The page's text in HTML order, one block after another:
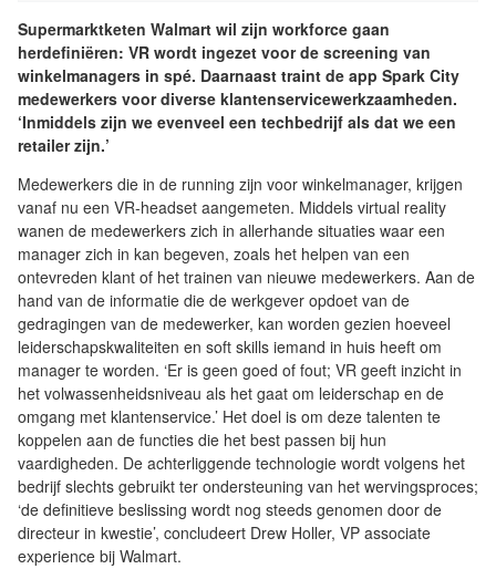
Supermarktketen Walmart wil zijn workforce gaan
herdefiniëren: VR wordt ingezet voor de screening van
winkelmanagers in spé. Daarnaast traint de app Spark City
medewerkers voor diverse klantenservicewerkzaamheden.
‘Inmiddels zijn we evenveel een techbedrijf als dat we een
retailer zijn.’
Medewerkers die in de running zijn voor winkelmanager, krijgen
vanaf nu een VR-headset aangemeten. Middels virtual reality
wanen de medewerkers zich in allerhande situaties waar een
manager zich in kan begeven, zoals het helpen van een
ontevreden klant of het trainen van nieuwe medewerkers. Aan de
hand van de informatie die de werkgever opdoet van de
gedragingen van de medewerker, kan worden gezien hoeveel
leiderschapskwaliteiten en soft skills iemand in huis heeft om
manager te worden. ‘Er is geen goed of fout; VR geeft inzicht in
het volwassenheidsniveau als het gaat om leiderschap en de
omgang met klantenservice.’ Het doel is om deze talenten te
koppelen aan de functies die het best passen bij hun
vaardigheden. De achterliggende technologie wordt volgens het
bedrijf slechts gebruikt ter ondersteuning van het wervingsproces;
‘de definitieve beslissing wordt nog steeds genomen door de
directeur in kwestie’, concludeert Drew Holler, VP associate
experience bij Walmart.